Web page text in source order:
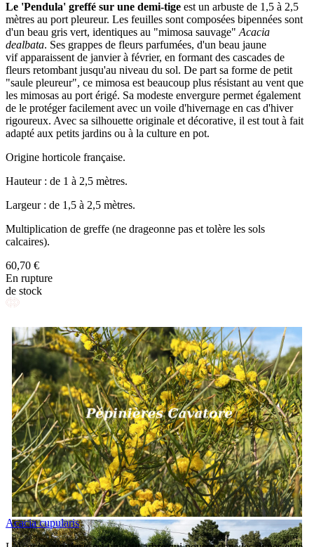
Le 'Pendula' greffé sur une demi-tige est un arbuste de 1,5 à 2,5
mètres au port pleureur. Les feuilles sont composées bipennées sont
d'un beau gris vert, identiques au "mimosa sauvage" Acacia
dealbata. Ses grappes de fleurs parfumées, d'un beau jaune
vif apparaissent de janvier à février, en formant des cascades de
fleurs retombant jusqu'au niveau du sol. De part sa forme de petit
"saule pleureur", ce mimosa est beaucoup plus résistant au vent que
les mimosas au port érigé. Sa modeste envergure permet également
de le protéger facilement avec un voile d'hivernage en cas d'hiver
rigoureux. Avec sa silhouette originale et décorative, il est tout à fait
adapté aux petits jardins ou à la culture en pot.
Origine horticole française.
Hauteur : de 1 à 2,5 mètres.
Largeur : de 1,5 à 2,5 mètres.
Multiplication de greffe (ne drageonne pas et tolère les sols
calcaires).
60,70 €
En rupture
de stock
Acacia cupularis